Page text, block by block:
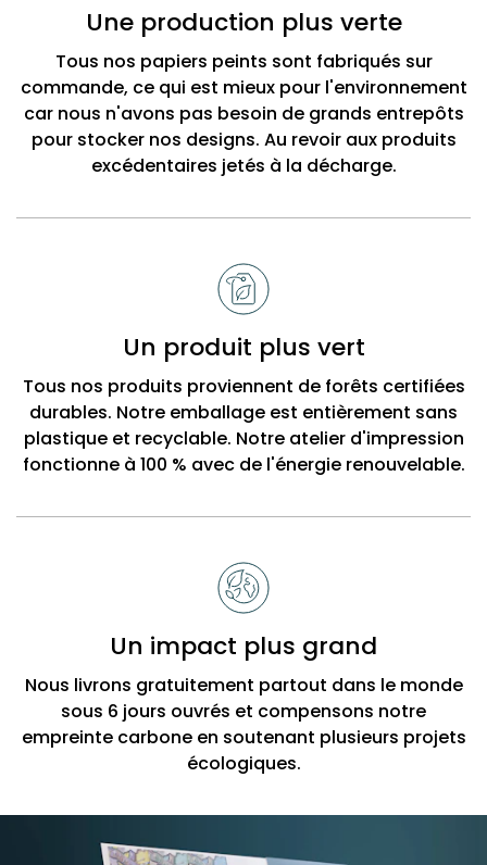
BobbiUne production plus verte
Tous nos papiers peints sont fabriqués sur
commande, ce qui est mieux pour l'environnement
car nous n'avons pas besoin de grands entrepôts
pour stocker nos designs. Au revoir aux produits
excédentaires jetés à la décharge.
Un produit plus vert
Tous nos produits proviennent de forêts certifiées
durables. Notre emballage est entièrement sans
plastique et recyclable. Notre atelier d'impression
fonctionne à 100 % avec de l'énergie renouvelable.
Un impact plus grand
Nous livrons gratuitement partout dans le monde
sous 6 jours ouvrés et compensons notre
empreinte carbone en soutenant plusieurs projets
écologiques.